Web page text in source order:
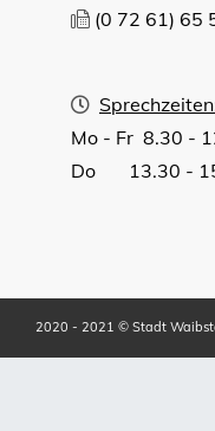
(0 72 61) 65
Mo - Fr 8.30 -
Do 13.30 -
2020 - 2021 © Stadt